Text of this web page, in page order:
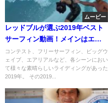
ムービー
レッドブルが選ぶ2019年ベスト
サーフィン動画！メインはエク
ストリーム
コンテスト、フリーサーフィン、ビッグウ
ェイブ、エアリアルなど、各シーンにおい
て様々な素晴らしいライディングがあった
2019年。 その2019...